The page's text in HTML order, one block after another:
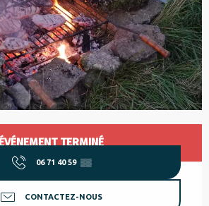
TERMINÉ
06 71 40 59 ▒▒
CONTACTEZ-NOUS